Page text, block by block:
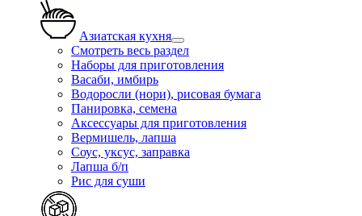
Азиатская кухня
Смотреть весь раздел
Наборы для приготовления
Васаби, имбирь
Водоросли (нори), рисовая бумага
Панировка, семена
Аксессуары для приготовления
Вермишель, лапша
Соус, уксус, заправка
Лапша б/п
Рис для суши